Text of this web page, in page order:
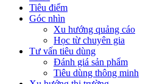
Tiêu điểm
Góc nhìn
Xu hướng quảng cáo
Học từ chuyên gia
Tư vấn tiêu dùng
Đánh giá sản phẩm
Tiêu dùng thông minh